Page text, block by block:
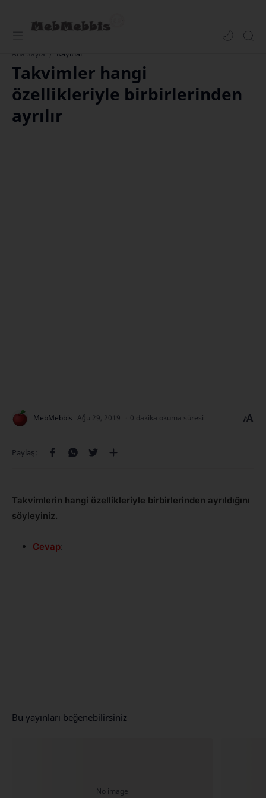
Ana Sayfa Kayıtlar
Takvimler hangi
özellikleriyle birbirlerinden
ayrılır
0 dakika okuma süresi
Takvimlerin hangi özellikleriyle birbirlerinden ayrıldığını
söyleyiniz.
Cevap:
Bu yayınları beğenebilirsiniz